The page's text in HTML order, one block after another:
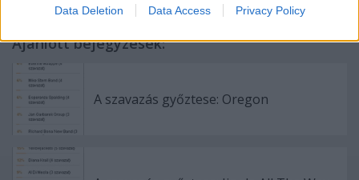
Data Deletion Data Access Privacy Policy
Ajánlott bejegyzések:
A szavazás győztese: Oregon